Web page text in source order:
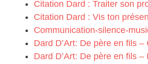
Citation Dard : Traiter son
Citation Dard : Vis ton
Communication-silence-
Dard D’Art: De père en fils –
Dard D’Art: De père en fils –